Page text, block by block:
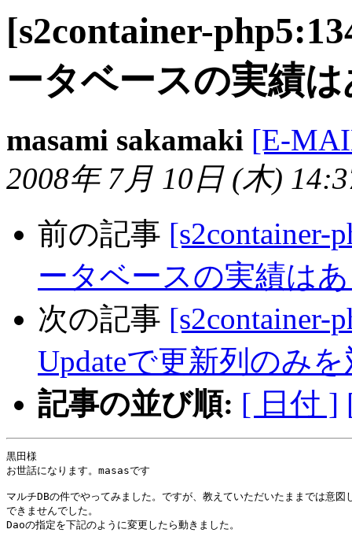
[s2container-
ータベースの実績
masami sakamaki [E-
2008年 7月 10日 (木)
前の記事 [s2container-
ータベースの実績は
次の記事 [s2container-
Updateで更新列のみ
記事の並び順: [ 日付 ]
黒田様
お世話になります。masasです
マルチDBの件でやってみました。ですが、教えていただいたままでは意図
できませんでした。
Daoの指定を下記のように変更したら動きました。